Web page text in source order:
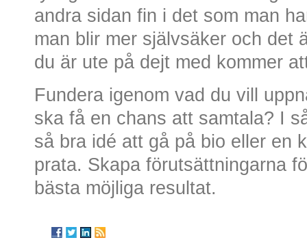
andra sidan fin i det som man
man blir mer självsäker och det
du är ute på dejt med kommer
Fundera igenom vad du vill
ska få en chans att samtala? I
så bra idé att gå på bio eller en
prata. Skapa förutsättningarna
bästa möjliga resultat.